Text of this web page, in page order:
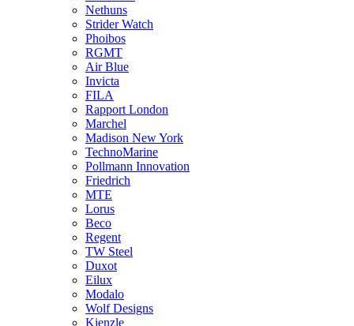
Nethuns
Strider Watch
Phoibos
RGMT
Air Blue
Invicta
FILA
Rapport London
Marchel
Madison New York
TechnoMarine
Pollmann Innovation
Friedrich
MTE
Lorus
Beco
Regent
TW Steel
Duxot
Eilux
Modalo
Wolf Designs
Kienzle